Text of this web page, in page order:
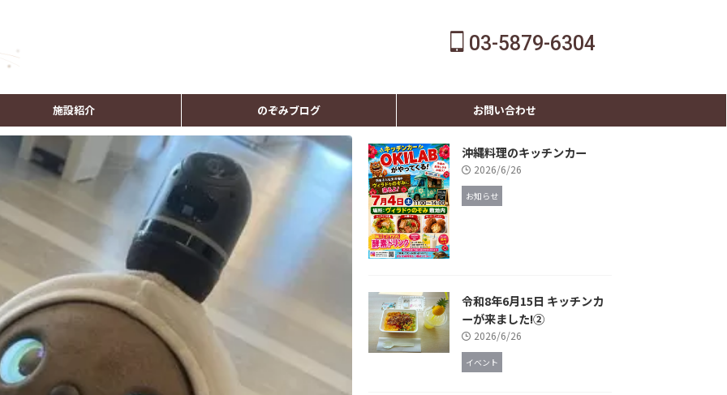
03-5879-6304
施設紹介 のぞみブログ お問い合わせ
沖縄料理のキッチンカー
2026/6/26
お知らせ
令和8年6月15日 キッチンカ
ーが来ました!②
2026/6/26
イベント